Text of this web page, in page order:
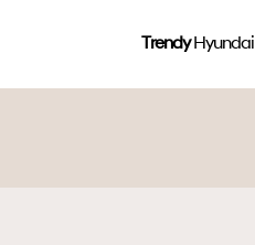
TrendyHyundai